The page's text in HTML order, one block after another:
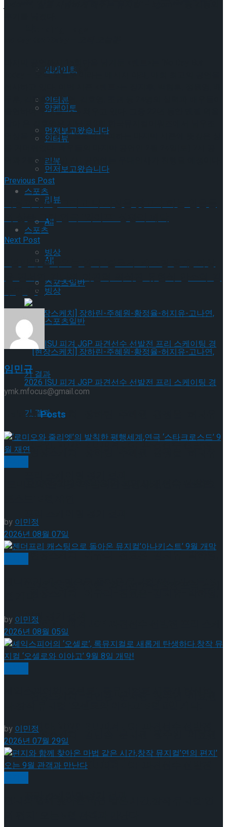
앙케이트
인터뷰
먼저보고왔습니다
리뷰
스포츠
All
빙상
스포츠일반
[현장스케치] 장하린-주혜원-황정율-허지유-
고나연, 2026 ISU 피겨 JGP 파견선수 선발전
[현장스케치] 이규리-전효은-김지유-박하영,
이팅 경기 결과
최진아, 2026 ISU 피겨 JGP 파견선수 선발전
프리 스케이팅 경기 결과
Trending Tags
앙케이트
인터뷰
먼저보고왔습니다
리뷰
스포츠
All
빙상
스포츠일반
[현장스케치] 장하린-주혜원-황정율-허지유-
2026 ISU 피겨 JGP 파견선수 선발전 프리 스케
이팅 경기 결과
[현장스케치] 김민송-문지원-정수빈-이효원-
최진아, 2026 ISU 피겨 JGP 파견선수 선발전
마지막 공연까지 15회만을 남겨둔 <렌트>는 ‘No Day But
Today – 오직 오늘뿐’이라는 메시지 아래, 매회 최고의 공연을
두훈, 김환희, 이지연, 김호영, 조권 등 24명의 실력파 배우들이
출연하여 무대를 가득 채우고 있다. 그중 22년 동안 엔젤 역을
맡아 온 김호영은 지난 제8회 한국뮤지컬어워즈에서 남우조
연상을 수상하며 엔젤로서 참여하는 마지막 시즌에 뜻깊은 상
연과 2월 25일(일) 7시 공연에는 무대인사가 진행될 예정이다.
Previous Post
여성과 퀴어, 그리고 나 자신을 찾고자 하는 인물들
의 삶을 그린 연극 ‘와이프’ 성황리 폐막
Next Post
8년만에 돌아오는 연극 ‘클로저’ 캐스팅 공개, 이상
윤-진서연-김다흰-이진희-최석진-유현석-안소희-김
주연 출연
임민규
ymk.mfocus@gmail.com
RelatedPosts
by이민정
2026년 08월 07일
by 이민정
2026년 08월 05일
by이민정
2026년 07월 29일